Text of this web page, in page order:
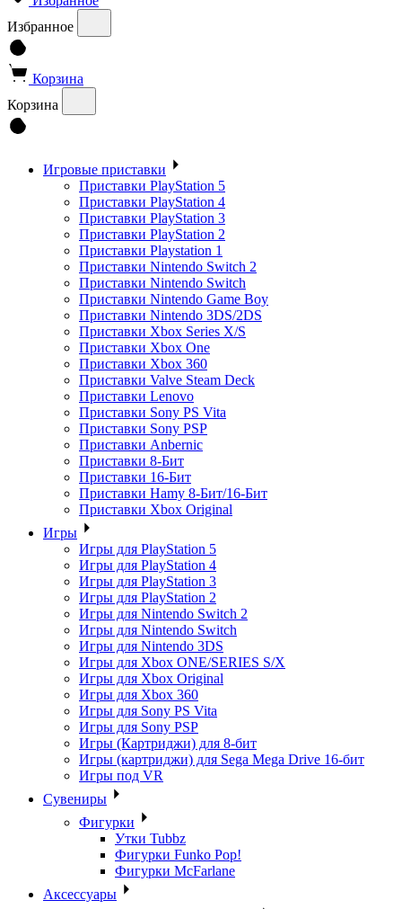
Избранное
Корзина
Корзина
Игровые приставки
Приставки PlayStation 5
Приставки PlayStation 4
Приставки PlayStation 3
Приставки PlayStation 2
Приставки Playstation 1
Приставки Nintendo Switch 2
Приставки Nintendo Switch
Приставки Nintendo Game Boy
Приставки Nintendo 3DS/2DS
Приставки Xbox Series X/S
Приставки Xbox One
Приставки Xbox 360
Приставки Valve Steam Deck
Приставки Lenovo
Приставки Sony PS Vita
Приставки Sony PSP
Приставки Anbernic
Приставки 8-Бит
Приставки 16-Бит
Приставки Hamy 8-Бит/16-Бит
Приставки Xbox Original
Игры
Игры для PlayStation 5
Игры для PlayStation 4
Игры для PlayStation 3
Игры для PlayStation 2
Игры для Nintendo Switch 2
Игры для Nintendo Switch
Игры для Nintendo 3DS
Игры для Xbox ONE/SERIES S/X
Игры для Xbox Original
Игры для Xbox 360
Игры для Sony PS Vita
Игры для Sony PSP
Игры (Картриджи) для 8-бит
Игры (картриджи) для Sega Mega Drive 16-бит
Игры под VR
Сувениры
Фигурки
Утки Tubbz
Фигурки Funko Pop!
Фигурки McFarlane
Аксессуары